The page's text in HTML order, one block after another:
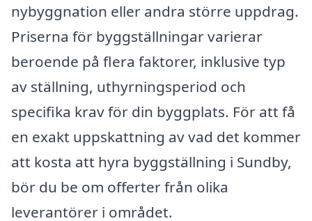
nybyggnation eller andra större uppdrag.
Priserna för byggställningar varierar
beroende på flera faktorer, inklusive typ
av ställning, uthyrningsperiod och
specifika krav för din byggplats. För att få
en exakt uppskattning av vad det kommer
att kosta att hyra byggställning i Sundby,
bör du be om offerter från olika
leverantörer i området.